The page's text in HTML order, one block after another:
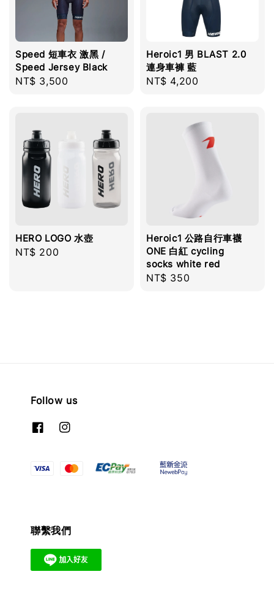
Speed 短車衣 激黑 /
Speed Jersey Black
Regular
NT$ 3,500
Heroic1 男 BLAST 2.0
連身車褲 藍
Regular
NT$ 4,200
HERO LOGO 水壺
Regular
NT$ 200
Heroic1 公路自行車襪
ONE 白紅 cycling
socks white red
Regular
NT$ 350
Follow us
聯繫我們